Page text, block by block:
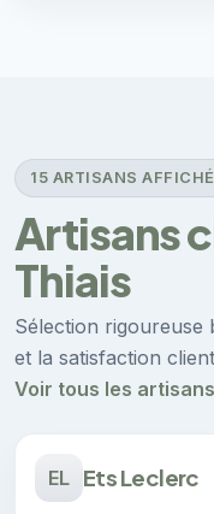
15 ARTISANS
Artisans
Thiais
Sélection rigoureuse
et la satisfaction
Voir tous les
EL Ets Leclerc